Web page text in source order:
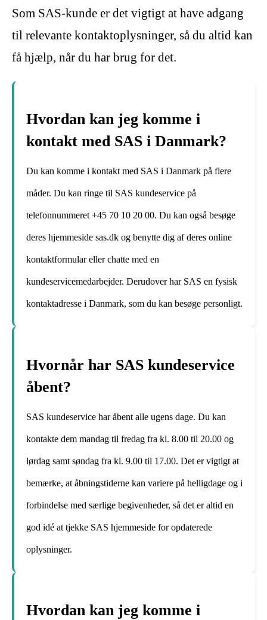
Som SAS-kunde er det vigtigt at have adgang
til relevante kontaktoplysninger, så du altid kan
få hjælp, når du har brug for det.
Hvordan kan jeg komme i
kontakt med SAS i Danmark?
Du kan komme i kontakt med SAS i Danmark på flere
måder. Du kan ringe til SAS kundeservice på
telefonnummeret +45 70 10 20 00. Du kan også besøge
deres hjemmeside sas.dk og benytte dig af deres online
kontaktformular eller chatte med en
kundeservicemedarbejder. Derudover har SAS en fysisk
kontaktadresse i Danmark, som du kan besøge personligt.
Hvornår har SAS kundeservice
åbent?
SAS kundeservice har åbent alle ugens dage. Du kan
kontakte dem mandag til fredag fra kl. 8.00 til 20.00 og
lørdag samt søndag fra kl. 9.00 til 17.00. Det er vigtigt at
bemærke, at åbningstiderne kan variere på helligdage og i
forbindelse med særlige begivenheder, så det er altid en
god idé at tjekke SAS hjemmeside for opdaterede
oplysninger.
Hvordan kan jeg komme i